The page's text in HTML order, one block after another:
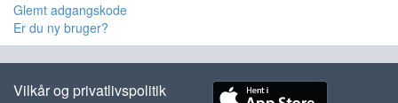
Glemt adgangskode
Er du ny bruger?
Vilkår og privatlivspolitik